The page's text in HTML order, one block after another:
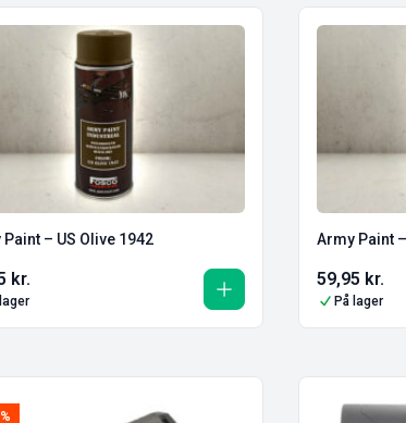
– US Olive 1942
kr.
Army Paint
59,95 kr.
På lager